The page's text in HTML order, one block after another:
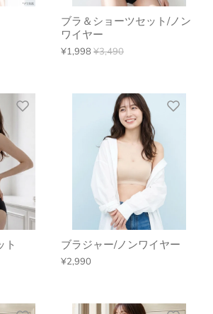
ブラ＆ショーツセット/ノン
ワイヤー
¥1,998¥3,490
ト ブラジャー/ノンワイヤー
¥2,990